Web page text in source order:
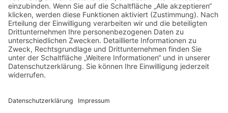
29. August | 20:00 Uhr
Westpfälzer Blächbläserconsort ,,Blech Pur‘‘